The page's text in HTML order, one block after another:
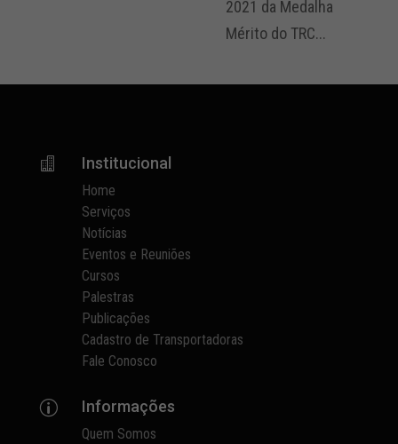
2021 da Medalha
Mérito do TRC...
 Institucional
Home
Serviços
Notícias
Eventos e Reuniões
Cursos
Palestras
Publicações
Cadastro de Transportadoras
Fale Conosco
p Informações
Quem Somos